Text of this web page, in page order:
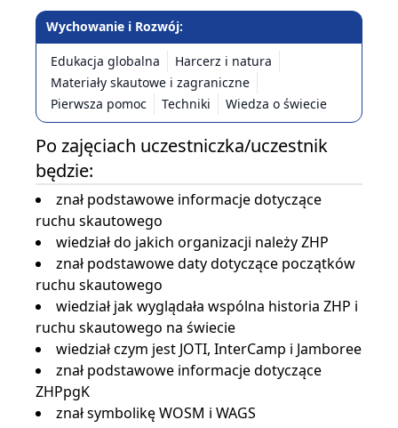
Wychowanie i Rozwój:
Edukacja globalna
Harcerz i natura
Materiały skautowe i zagraniczne
Pierwsza pomoc
Techniki Wiedza o świecie
Po zajęciach uczestniczka/uczestnik
będzie:
znał podstawowe informacje dotyczące
ruchu skautowego
wiedział do jakich organizacji należy ZHP
znał podstawowe daty dotyczące początków
ruchu skautowego
wiedział jak wyglądała wspólna historia ZHP i
ruchu skautowego na świecie
wiedział czym jest JOTI, InterCamp i Jamboree
znał podstawowe informacje dotyczące
ZHPpgK
znał symbolikę WOSM i WAGS